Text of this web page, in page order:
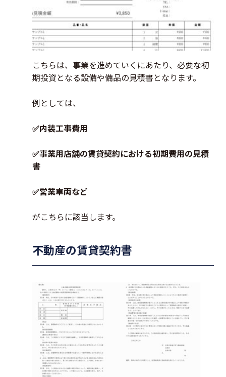
こちらは、事業を進めていくにあたり、必要な初
期投資となる設備や備品の見積書となります。
例としては、
✅内装工事費用
✅事業用店舗の賃貸契約における初期費用の見積
書
✅営業車両など
がこちらに該当します。
不動産の賃貸契約書